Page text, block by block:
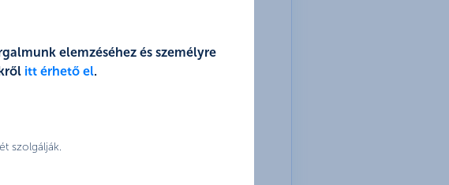
elemzéséhez és személyre
itt érhető el.
szolgálják.